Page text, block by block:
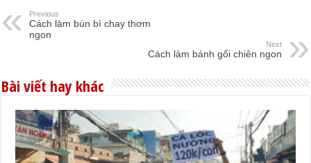
Previous
Cách làm bún bì chay thơm
ngon
Next
Cách làm bánh gối chiên ngon
Bài viết hay khác